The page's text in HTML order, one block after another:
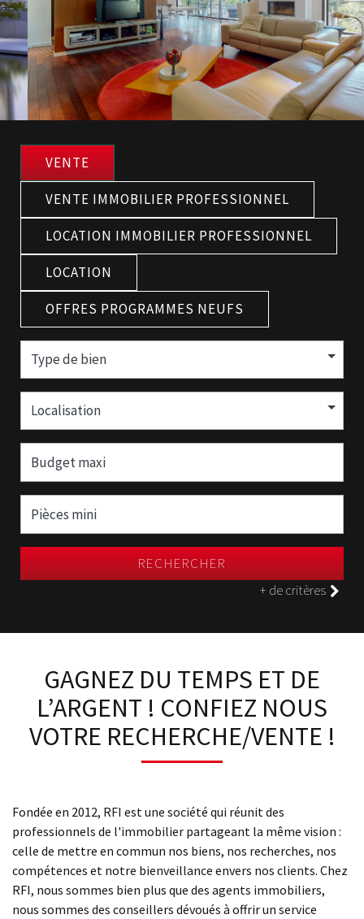
VENTE
VENTE IMMOBILIER PROFESSIONNEL
LOCATION IMMOBILIER PROFESSIONNEL
LOCATION
OFFRES PROGRAMMES NEUFS
Type de bien
Localisation
RECHERCHER
+ de critères
GAGNEZ DU TEMPS ET DE
L’ARGENT ! CONFIEZ NOUS
VOTRE RECHERCHE/VENTE !
Fondée en 2012, RFI est une société qui réunit des
professionnels de l'immobilier partageant la même vision :
celle de mettre en commun nos biens, nos recherches, nos
compétences et notre bienveillance envers nos clients. Chez
RFI, nous sommes bien plus que des agents immobiliers,
nous sommes des conseillers dévoués à offrir un service